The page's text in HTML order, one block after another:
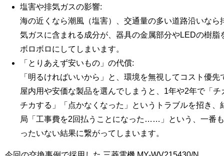
塩害や排気ガスの影響:
海の近くなら潮風（塩害）、交通量の多い道路沿いなら
気ガスに含まれる成分が、器具の金属部分やLEDの樹脂
ボロボロにしてしまいます。
「とりあえず安いもの」の代償:
「明るければいいから」と、環境を無視してコスト優先
屋内用や安価な製品を選んでしまうと、1年や2年で「チ
チカする」「点かなくなった」というトラブルを招き、
局 「工事費を2回払うことになった……」
という、一番も
ったいない結果に繋がってしまいます。